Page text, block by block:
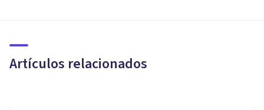
Artículos relacionados
cuáles son sus objetivos?